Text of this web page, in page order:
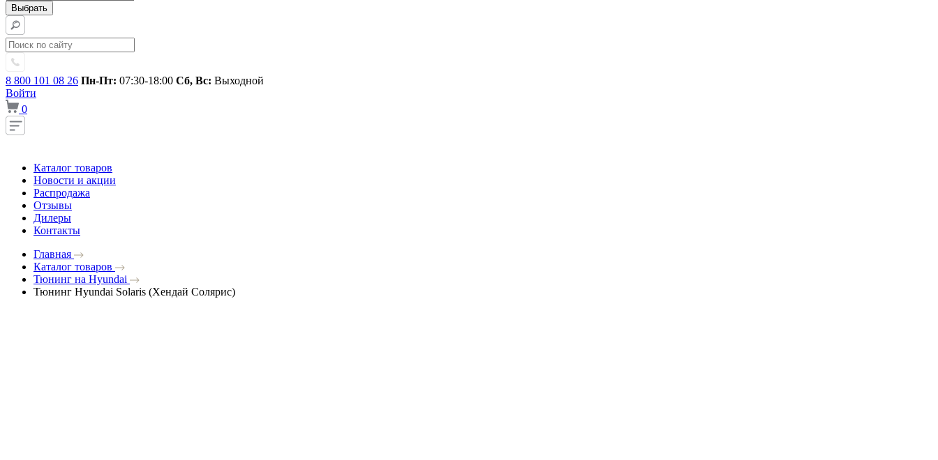
8 800 101 08 26 Пн-Пт: 07:30-18:00 Сб, Вс: Выходной
Войти
0
Каталог товаров
Новости и акции
Распродажа
Отзывы
Дилеры
Контакты
Главная
Каталог товаров
Тюнинг на Hyundai
Тюнинг Hyundai Solaris (Хендай Солярис)